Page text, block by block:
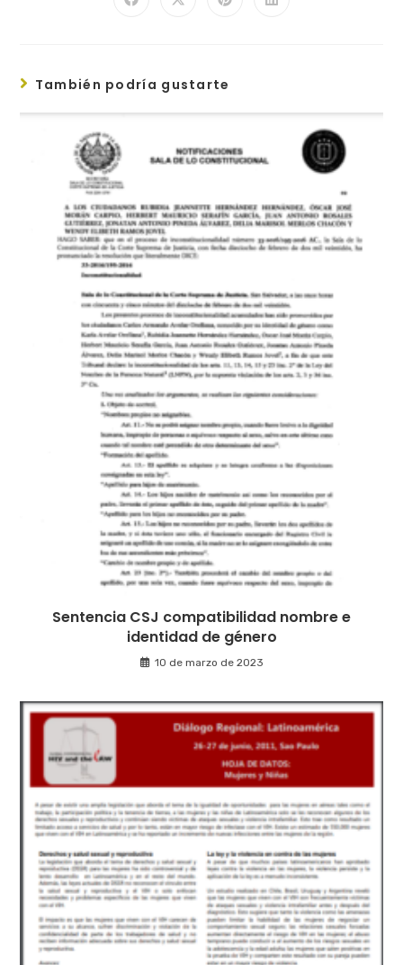
También podría gustarte
Sentencia CSJ compatibilidad nombre e
identidad de género
10 de marzo de 2023